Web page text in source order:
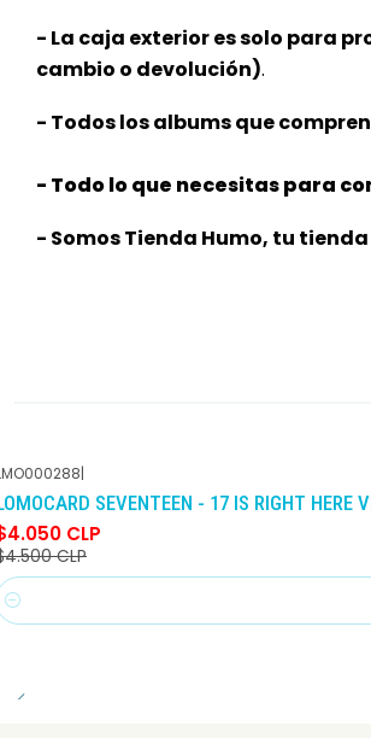
- La caja exterior es solo para
cambio o devolución).
- Todos los albums que
- Todo lo que necesitas para
- Somos Tienda Humo, tu
-10% DCTO
|
SEVENTEEN - 17 IS RIGHT HERE
CLP
CLP